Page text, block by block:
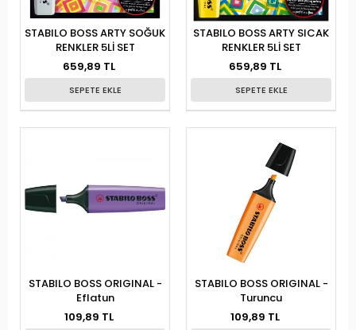
STABILO BOSS ARTY SOĞUK
RENKLER 5Lİ SET
659,89 TL
SEPETE EKLE
STABILO BOSS ARTY SICAK
RENKLER 5Lİ SET
659,89 TL
SEPETE EKLE
STABILO BOSS ORIGINAL -
Eflatun
109,89 TL
STABILO BOSS ORIGINAL -
Turuncu
109,89 TL